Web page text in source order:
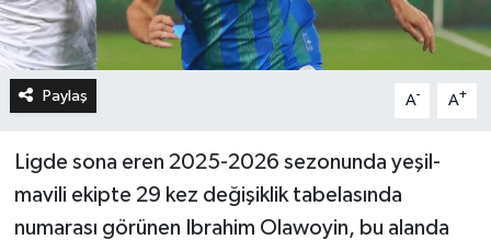
Paylaş A- A+
Ligde sona eren 2025-2026 sezonunda yeşil-
mavili ekipte 29 kez değişiklik tabelasında
numarası görünen Ibrahim Olawoyin, bu alanda